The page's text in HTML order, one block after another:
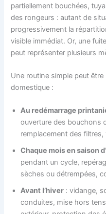
partiellement bouchées,
des rongeurs : autant de
progressivement la
visible immédiat. Or, une
peut représenter plusieurs
Une routine simple peut être
domestique :
Au redémarrage
ouverture des bouchons
remplacement des
Chaque mois en saison
pendant un cycle,
sèches ou détrempées,
Avant l’hiver : vidange,
conduites, mise hors